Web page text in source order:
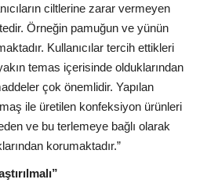
ciltlerine zarar vermeyen
Örneğin pamuğun ve yünün
Kullanıcılar tercih ettikleri
temas içerisinde olduklarından
çok önemlidir. Yapılan
ile üretilen konfeksiyon ürünleri
ve bu terlemeye bağlı olarak
korumaktadır.”